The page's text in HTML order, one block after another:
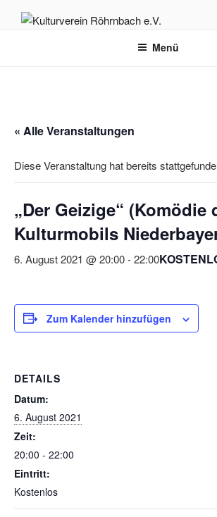
Inhalt
KULTURVEREINMenü
« Alle Veranstaltungen
Diese Veranstaltung hat bereits
„Der Geizige“ (Komödie
Kulturmobils
6. August 2021 @ 20:00-22:00
Zum Kalender hinzufügen
DETAILS
Datum:
6. August 2021
Zeit:
20:00 - 22:00
Eintritt:
Kostenlos